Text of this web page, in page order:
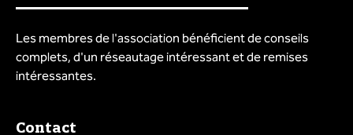
Les membres de l'association bénéficient de conseils
complets, d'un réseautage intéressant et de remises
intéressantes.
Contact